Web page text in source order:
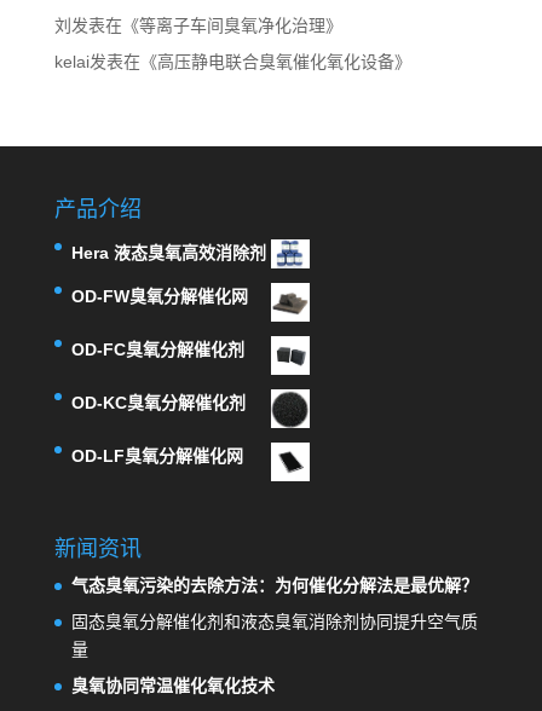
刘 发表在《等离子车间臭氧净化治理》
kelai发表在《高压静电联合臭氧催化氧化设备》
产品介绍
Hera 液态臭氧高效消除剂
OD-FW臭氧分解催化网
OD-FC臭氧分解催化剂
OD-KC臭氧分解催化剂
OD-LF臭氧分解催化网
新闻资讯
气态臭氧污染的去除方法：为何催化分解法是最优解？
固态臭氧分解催化剂和液态臭氧消除剂协同提升空气质
量
臭氧协同常温催化氧化技术